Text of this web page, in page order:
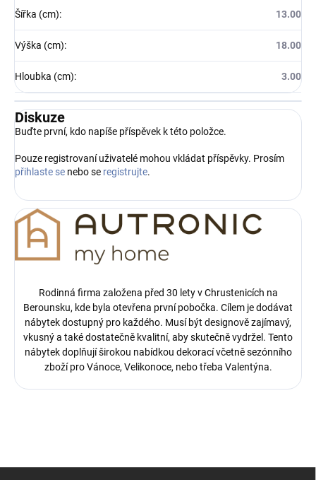
Šířka (cm): 13.00
Výška (cm): 18.00
Hloubka (cm): 3.00
Diskuze
Buďte první, kdo napíše příspěvek k této položce.
Pouze registrovaní uživatelé mohou vkládat příspěvky. Prosím
přihlaste se nebo se registrujte.
Rodinná firma založena před 30 lety v Chrustenicích na
Berounsku, kde byla otevřena první pobočka. Cílem je dodávat
nábytek dostupný pro každého. Musí být designově zajímavý,
vkusný a také dostatečně kvalitní, aby skutečně vydržel. Tento
nábytek doplňují širokou nabídkou dekorací včetně sezónního
zboží pro Vánoce, Velikonoce, nebo třeba Valentýna.